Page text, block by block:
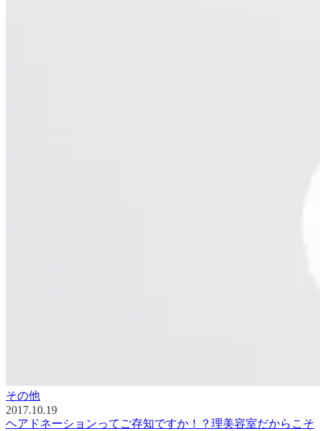
その他
2017.10.19
ヘアドネーションってご存知ですか！？理美容室だからこそ